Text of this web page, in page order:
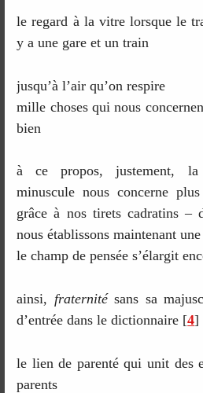
le regard à la vitre lorsque le
y a une gare et un train
jusqu’à l’air qu’on respire
mille choses qui nous
bien
à ce propos, justement, la
minuscule nous concerne
grâce à nos tirets cadratins –
nous établissons maintenant
le champ de pensée s’élargit
ainsi, fraternitésans sa
d’entrée dans le dictionnaire [4]
le lien de parenté qui unit des
parents